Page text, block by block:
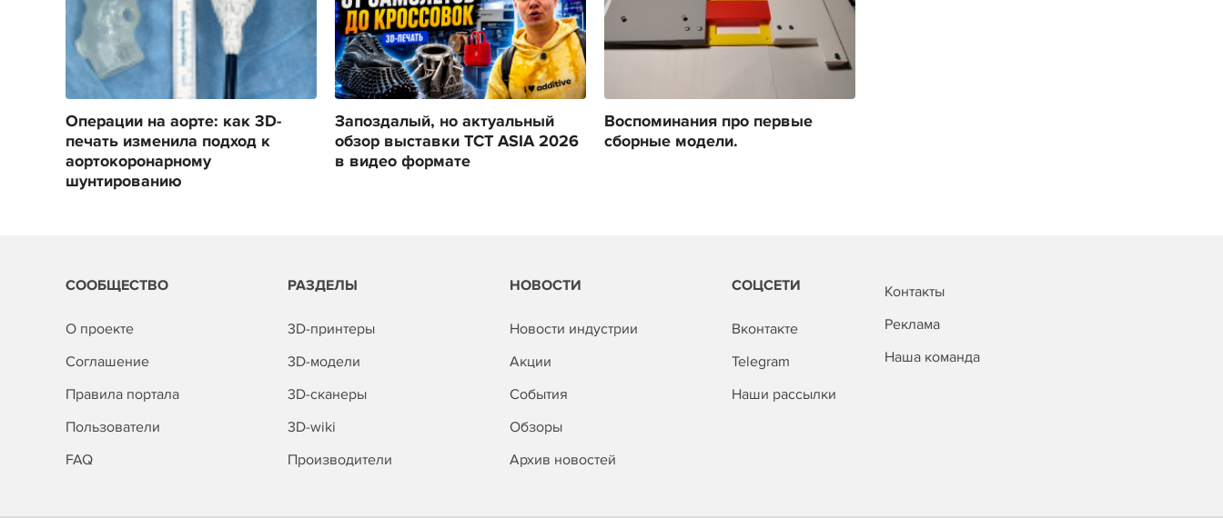
Операции на аорте: как 3D-
печать изменила подход к
аортокоронарному
шунтированию
Запоздалый, но актуальный
обзор выставки TCT ASIA 2026
в видео формате
Воспоминания про первые
сборные модели.
СООБЩЕСТВО
О проекте
Соглашение
Правила портала
Пользователи
FAQ
РАЗДЕЛЫ
3D-принтеры
3D-модели
3D-сканеры
3D-wiki
Производители
НОВОСТИ
Новости индустрии
Акции
События
Обзоры
Архив новостей
СОЦСЕТИ
Вконтакте
Telegram
Наши рассылки
Контакты
Реклама
Наша команда